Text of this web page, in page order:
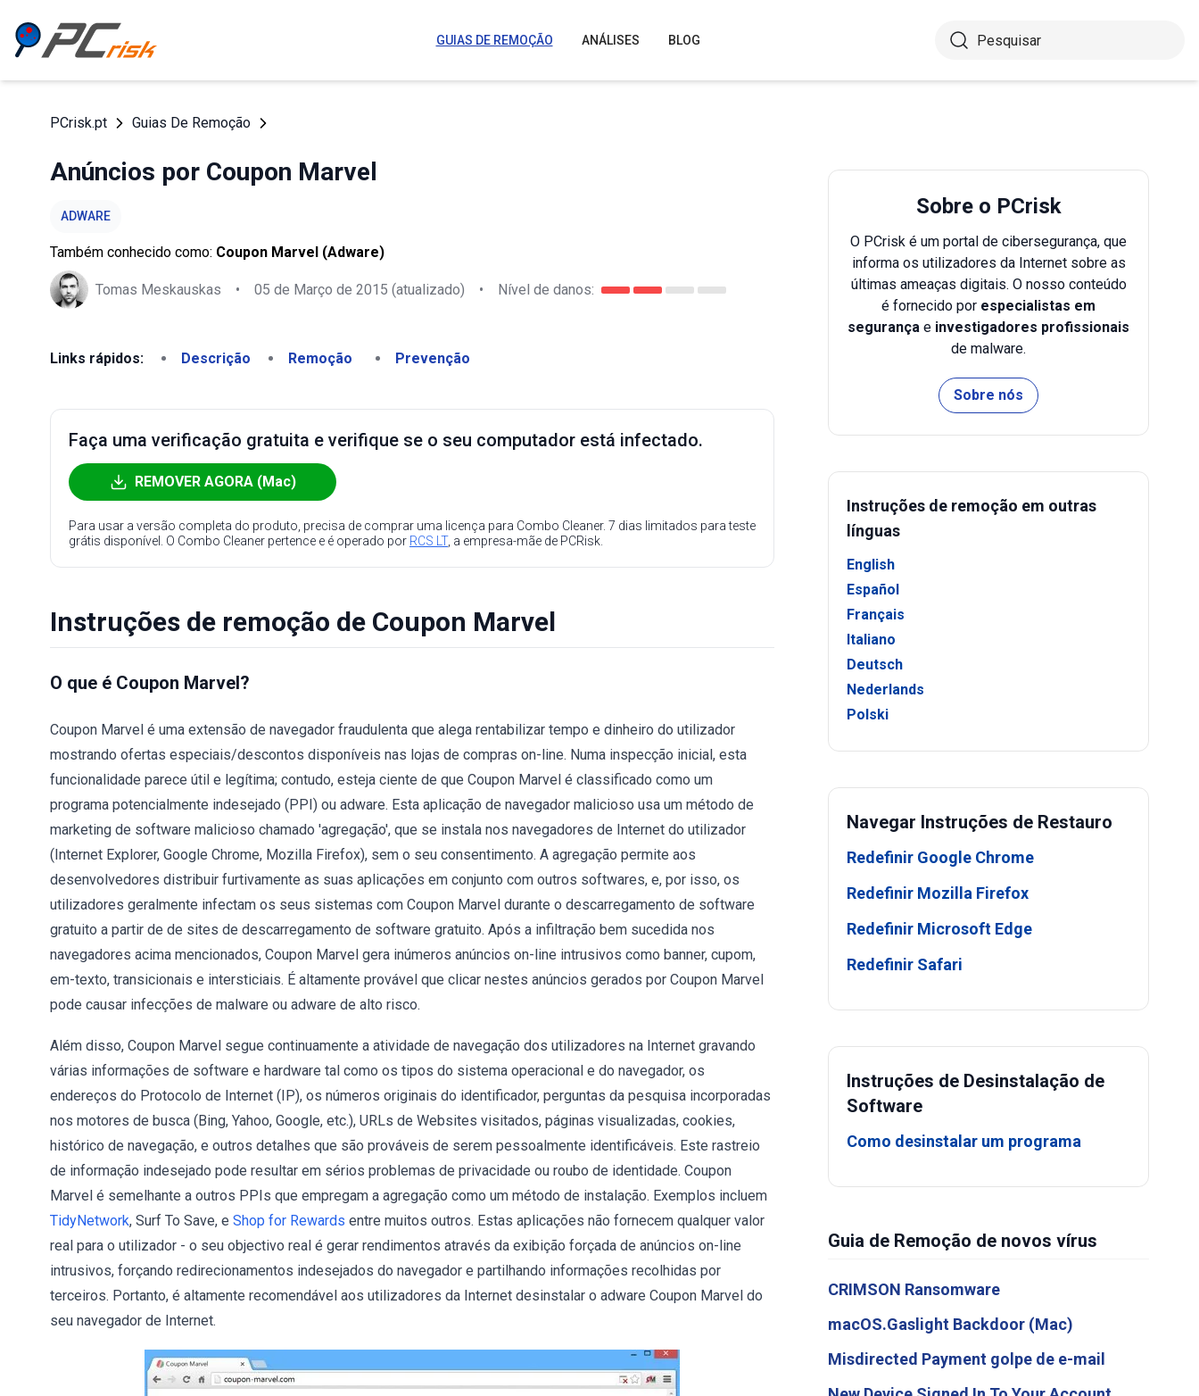
GUIAS DE REMOÇÃO ANÁLISES BLOG
PCrisk.pt Guias De Remoção
Anúncios por Coupon Marvel
ADWARE
Também conhecido como: Coupon Marvel (Adware)
Tomas Meskauskas • 05 de Março de 2015 (atualizado) • Nível de danos:
Links rápidos: Descrição Remoção Prevenção
Faça uma verificação gratuita e verifique se o seu computador está infectado.
REMOVER AGORA (Mac)
Para usar a versão completa do produto, precisa de comprar uma licença para Combo Cleaner. 7 dias limitados para teste
grátis disponível. O Combo Cleaner pertence e é operado por RCS LT, a empresa-mãe de PCRisk.
Instruções de remoção de Coupon Marvel
O que é Coupon Marvel?
Coupon Marvel é uma extensão de navegador fraudulenta que alega rentabilizar tempo e dinheiro do utilizador
mostrando ofertas especiais/descontos disponíveis nas lojas de compras on-line. Numa inspecção inicial, esta
funcionalidade parece útil e legítima; contudo, esteja ciente de que Coupon Marvel é classificado como um
programa potencialmente indesejado (PPI) ou adware. Esta aplicação de navegador malicioso usa um método de
marketing de software malicioso chamado 'agregação', que se instala nos navegadores de Internet do utilizador
(Internet Explorer, Google Chrome, Mozilla Firefox), sem o seu consentimento. A agregação permite aos
desenvolvedores distribuir furtivamente as suas aplicações em conjunto com outros softwares, e, por isso, os
utilizadores geralmente infectam os seus sistemas com Coupon Marvel durante o descarregamento de software
gratuito a partir de de sites de descarregamento de software gratuito. Após a infiltração bem sucedida nos
navegadores acima mencionados, Coupon Marvel gera inúmeros anúncios on-line intrusivos como banner, cupom,
em-texto, transicionais e intersticiais. É altamente provável que clicar nestes anúncios gerados por Coupon Marvel
pode causar infecções de malware ou adware de alto risco.
Além disso, Coupon Marvel segue continuamente a atividade de navegação dos utilizadores na Internet gravando
várias informações de software e hardware tal como os tipos do sistema operacional e do navegador, os
endereços do Protocolo de Internet (IP), os números originais do identificador, perguntas da pesquisa incorporadas
nos motores de busca (Bing, Yahoo, Google, etc.), URLs de Websites visitados, páginas visualizadas, cookies,
histórico de navegação, e outros detalhes que são prováveis de serem pessoalmente identificáveis. Este rastreio
de informação indesejado pode resultar em sérios problemas de privacidade ou roubo de identidade. Coupon
Marvel é semelhante a outros PPIs que empregam a agregação como um método de instalação. Exemplos incluem
TidyNetwork, Surf To Save, e Shop for Rewards entre muitos outros. Estas aplicações não fornecem qualquer valor
real para o utilizador - o seu objectivo real é gerar rendimentos através da exibição forçada de anúncios on-line
intrusivos, forçando redirecionamentos indesejados do navegador e partilhando informações recolhidas por
terceiros. Portanto, é altamente recomendável aos utilizadores da Internet desinstalar o adware Coupon Marvel do
seu navegador de Internet.
Sobre o PCrisk
O PCrisk é um portal de cibersegurança, que
informa os utilizadores da Internet sobre as
últimas ameaças digitais. O nosso conteúdo
é fornecido por especialistas em
segurança e investigadores profissionais
de malware.
Sobre nós
Instruções de remoção em outras
línguas
English
Español
Français
Italiano
Deutsch
Nederlands
Polski
Navegar Instruções de Restauro
Redefinir Google Chrome
Redefinir Mozilla Firefox
Redefinir Microsoft Edge
Redefinir Safari
Instruções de Desinstalação de
Software
Como desinstalar um programa
Guia de Remoção de novos vírus
CRIMSON Ransomware
macOS.Gaslight Backdoor (Mac)
Misdirected Payment golpe de e-mail